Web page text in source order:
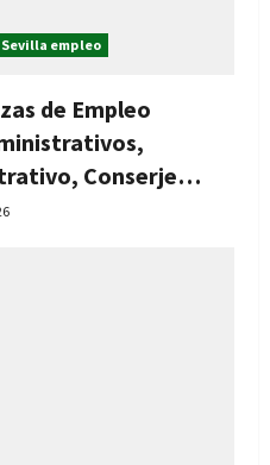
Sevilla empleo
de Empleo
Conserje…